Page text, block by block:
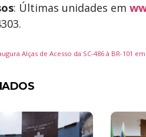
: Últimas unidades em